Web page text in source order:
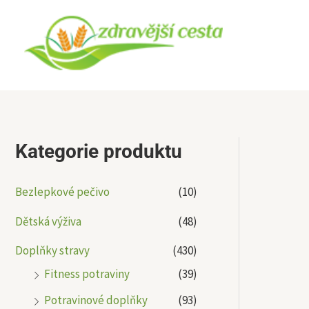
obsah
Kategorie produktu
Bezlepkové pečivo
(10)
Dětská výživa
(48)
Doplňky stravy
(430)
Fitness potraviny
(39)
Potravinové doplňky
(93)